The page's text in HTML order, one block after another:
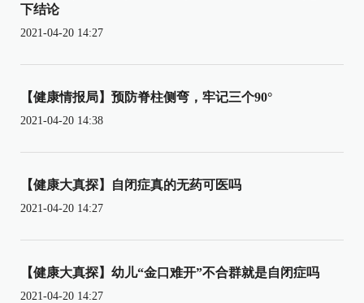
下结论
2021-04-20 14:27
【健康情报局】预防脊柱侧弯，牢记三个90°
2021-04-20 14:38
【健康大真探】自闭症真的无药可医吗
2021-04-20 14:27
【健康大真探】幼儿“金口难开”不合群就是自闭症吗
2021-04-20 14:27